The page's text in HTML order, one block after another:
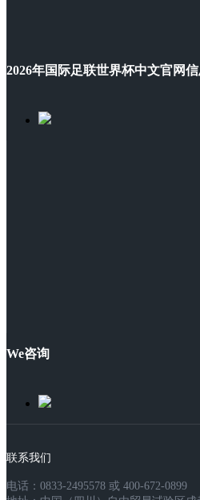
2026年国际足联世界杯中文官网
We咨询
联系我们
电话：0833-2495578 或 400-672-0899